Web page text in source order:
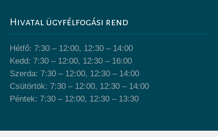
Hivatal ügyfélfogási rend
Hétfő: 7:30 – 12:00, 12:30 – 14:00
Kedd: 7:30 – 12:00, 12:30 – 16:00
Szerda: 7:30 – 12:00, 12:30 – 14:00
Csütörtök: 7:30 – 12:00, 12:30 – 14:00
Péntek: 7:30 – 12:00, 12:30 – 13:30